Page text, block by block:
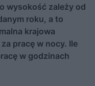
wysokość zależy od
roku, a to
krajowa
pracę w nocy. Ile
w godzinach